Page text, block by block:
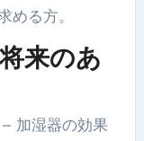
める方。
来のあ
加湿器の効果